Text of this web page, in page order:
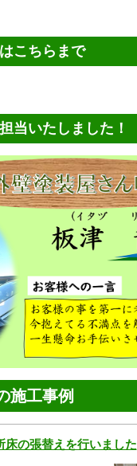
こちらまで
当いたしました！
施工事例
床の張替えを行いました